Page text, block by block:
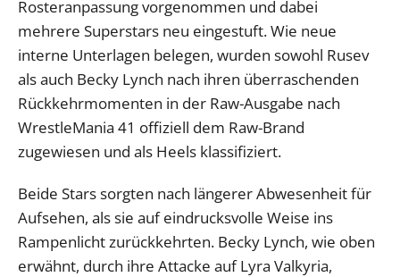
Rosteranpassung vorgenommen und dabei
mehrere Superstars neu eingestuft. Wie neue
interne Unterlagen belegen, wurden sowohl Rusev
als auch Becky Lynch nach ihren überraschenden
Rückkehrmomenten in der Raw-Ausgabe nach
WrestleMania 41 offiziell dem Raw-Brand
zugewiesen und als Heels klassifiziert.
Beide Stars sorgten nach längerer Abwesenheit für
Aufsehen, als sie auf eindrucksvolle Weise ins
Rampenlicht zurückkehrten. Becky Lynch, wie oben
erwähnt, durch ihre Attacke auf Lyra Valkyria,